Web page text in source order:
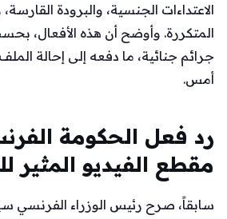
الاعتداءات الجنسية، والبرودة
المتكررة. وأوضح أن هذه الأفعال،
جرائم جنائية، ما دفعه إلى إحالة
أمس.
رد فعل الحكومة
مقطع الفيديو
سابقاً، صرح رئيس الوزراء الفرنسي